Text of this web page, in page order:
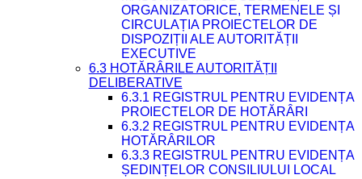
ORGANIZATORICE, TERMENELE ȘI
CIRCULAȚIA PROIECTELOR DE
DISPOZIȚII ALE AUTORITĂȚII
EXECUTIVE
6.3 HOTĂRÂRILE AUTORITĂȚII
DELIBERATIVE
6.3.1 REGISTRUL PENTRU EVIDENȚA
PROIECTELOR DE HOTĂRÂRI
6.3.2 REGISTRUL PENTRU EVIDENȚA
HOTĂRÂRILOR
6.3.3 REGISTRUL PENTRU EVIDENȚA
ȘEDINȚELOR CONSILIULUI LOCAL